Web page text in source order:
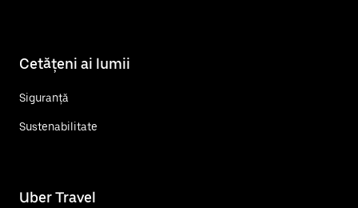
Cetățeni ai lumii
Siguranță
Sustenabilitate
Uber Travel